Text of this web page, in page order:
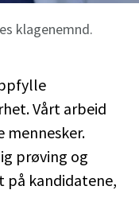
klagenemnd.
Vårt arbeid
mennesker.
prøving og
på kandidatene,